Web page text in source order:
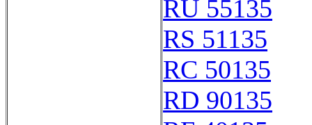
RU 55135
RS 51135
RC 50135
RD 90135